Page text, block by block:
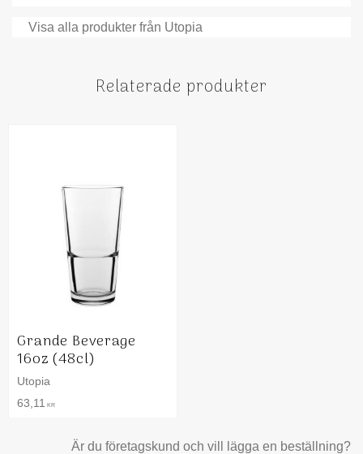
Visa alla produkter från Utopia
Relaterade produkter
Grande Beverage
16oz (48cl)
Utopia
63,11
KR
Är du företagskund och vill lägga en beställning?